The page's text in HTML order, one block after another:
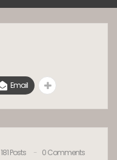
Email
181 Posts 0 Comments